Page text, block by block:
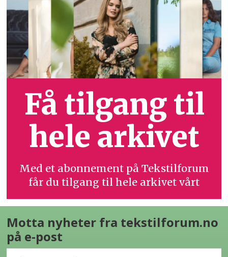
Få tilgang til
hele arkivet
Med et abonnement på Tekstilforum
får du tilgang til hele arkivet vårt
Motta nyheter fra tekstilforum.no
på e-post